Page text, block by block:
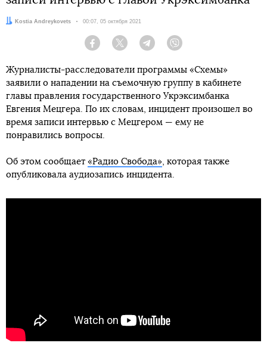
Автор:Kostia Andreykovets Дата:
00:07, 05 октября 2021
Facebook Twitter Telegram
Журналисты-расследователи программы «Схемы»
заявили о нападении на съемочную группу в кабинете
главы правления государственного Укрэксимбанка
Евгения Мецгера. По их словам, инцидент произошел во
время записи интервью с Мецгером — ему не
понравились вопросы.
Об этом сообщает «Радио Свобода», которая также
опубликовала аудиозапись инцидента.